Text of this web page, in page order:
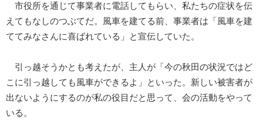
市役所を通じて事業者に電話してもらい、私たちの症状を伝
えてもなしのつぶてだ。風車を建てる前、事業者は「風車を建
ててみなさんに喜ばれている」と宣伝していた。
引っ越そうかとも考えたが、主人が「今の秋田の状況ではど
こに引っ越しても風車ができるよ」といった。新しい被害者が
出ないようにするのが私の役目だと思って、会の活動をやって
いる。